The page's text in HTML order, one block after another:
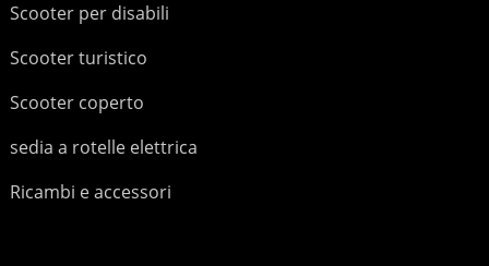
Scooter per disabili
Scooter turistico
Scooter coperto
sedia a rotelle elettrica
Ricambi e accessori